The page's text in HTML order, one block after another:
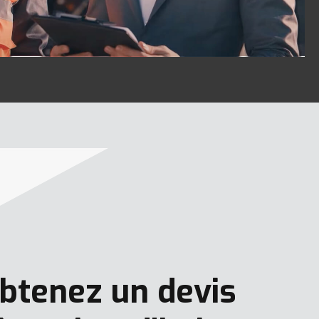
un devis